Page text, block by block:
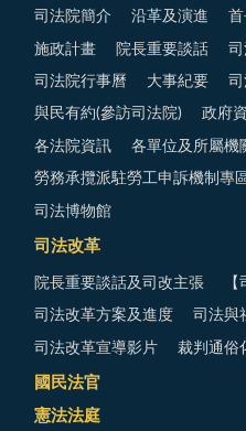
司法院簡介 沿革及演進 首
施政計畫 院長重要談話
司法院行事曆 大事紀要 司
與民有約(參訪司法院) 政府
各法院資訊 各單位及所屬機
勞務承攬派駐勞工申訴機制專
司法博物館
司法改革
院長重要談話及司改主張
司法改革方案及進度 司法與
司法改革宣導影片 裁判通俗
國民法官
憲法法庭